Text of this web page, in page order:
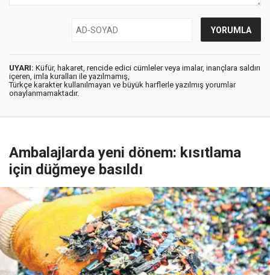
UYARI: Küfür, hakaret, rencide edici cümleler veya imalar, inançlara saldırı
içeren, imla kuralları ile yazılmamış,
Türkçe karakter kullanılmayan ve büyük harflerle yazılmış yorumlar
onaylanmamaktadır.
Ambalajlarda yeni dönem: kısıtlama
için düğmeye basıldı